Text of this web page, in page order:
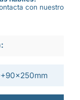
con nuestro